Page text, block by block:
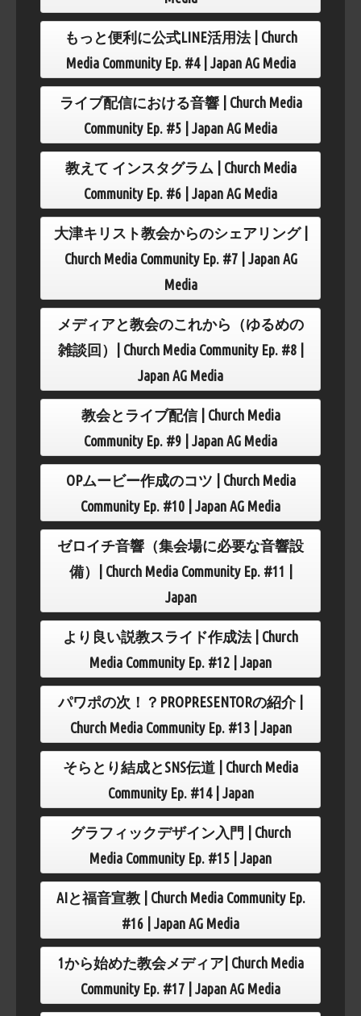
もっと便利に公式LINE活用法 | Church
Media Community Ep. #4 | Japan AG Media
ライブ配信における音響 | Church Media
Community Ep. #5 | Japan AG Media
教えて インスタグラム | Church Media
Community Ep. #6 | Japan AG Media
大津キリスト教会からのシェアリング |
Church Media Community Ep. #7 | Japan AG
Media
メディアと教会のこれから（ゆるめの
雑談回）| Church Media Community Ep. #8 |
Japan AG Media
教会とライブ配信 | Church Media
Community Ep. #9 | Japan AG Media
OPムービー作成のコツ | Church Media
Community Ep. #10 | Japan AG Media
ゼロイチ音響（集会場に必要な音響設
備）| Church Media Community Ep. #11 |
Japan
より良い説教スライド作成法 | Church
Media Community Ep. #12 | Japan
パワポの次！？PROPRESENTORの紹介 |
Church Media Community Ep. #13 | Japan
そらとり結成とSNS伝道 | Church Media
Community Ep. #14 | Japan
グラフィックデザイン入門 | Church
Media Community Ep. #15 | Japan
AIと福音宣教 | Church Media Community Ep.
#16 | Japan AG Media
1から始めた教会メディア| Church Media
Community Ep. #17 | Japan AG Media